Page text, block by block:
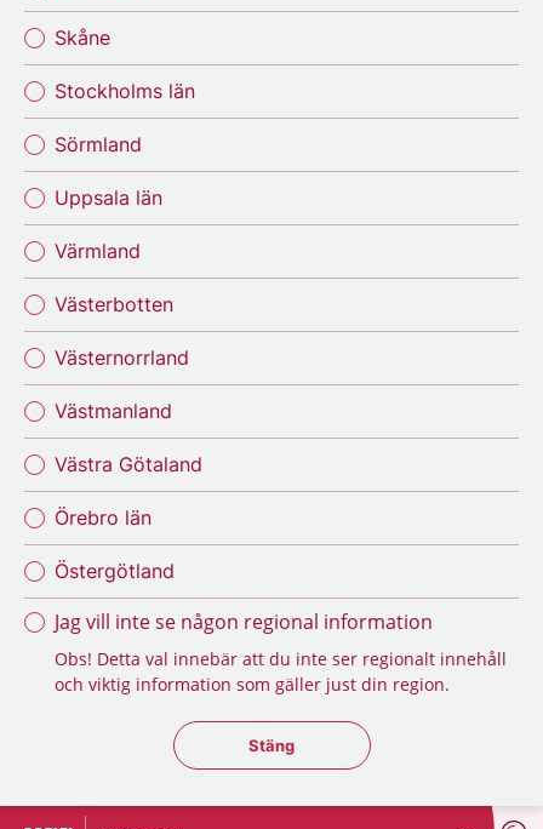
Skåne
Stockholms län
Sörmland
Uppsala län
Värmland
Västerbotten
Västernorrland
Västmanland
Västra Götaland
Örebro län
Östergötland
Jag vill inte se någon regional information
Obs! Detta val innebär att du inte ser regionalt innehåll
och viktig information som gäller just din region.
Stäng regionsväljaren
Stäng